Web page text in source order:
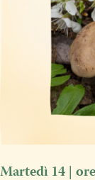
Martedì 14